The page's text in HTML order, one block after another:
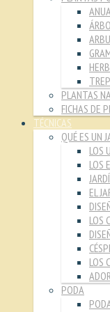
PLANTAS
FICHAS DE
TÉCNICAS
QUÉ ES UN
LOS
LOS
EL
LOS
LOS
PODA